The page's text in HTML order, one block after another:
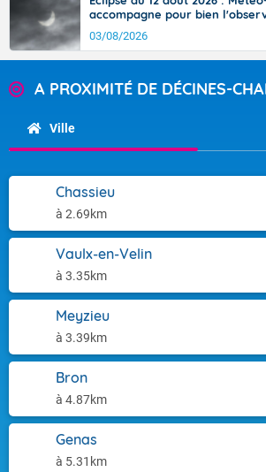
accompagne pour bien
03/08/2026
A PROXIMITÉ DE DÉCINES-
Ville
Chassieu
à 2.69km
Vaulx-en-Velin
à 3.35km
Meyzieu
à 3.39km
Bron
à 4.87km
Genas
à 5.31km